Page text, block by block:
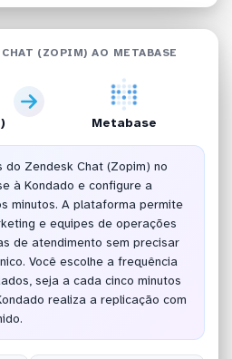
(ZOPIM) AO METABASE
Metabase
do Zendesk Chat (Zopim) no
à Kondado e configure a
minutos. A plataforma permite
e equipes de operações
de atendimento sem precisar
Você escolhe a frequência
seja a cada cinco minutos
realiza a replicação com